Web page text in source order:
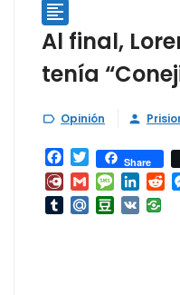

Al final,
tenía
 Opinión 
Facebook
TwitterShare
Diary.Ru
GmailMessage
TumblrMail.RuDouban
VK